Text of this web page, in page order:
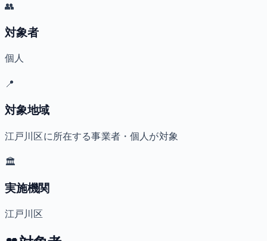
👥
対象者
個人
📍
対象地域
江戸川区に所在する事業者・個人が対象
🏛️
実施機関
江戸川区